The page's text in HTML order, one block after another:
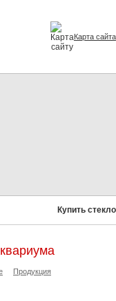
Карта сайта
Купить
Продукция